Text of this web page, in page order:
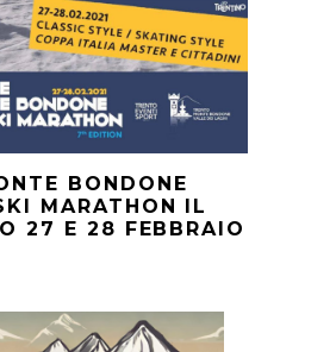
BONDONE
MARATHON IL
27 E 28 FEBBRAIO